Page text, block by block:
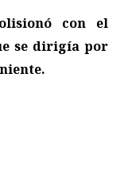
con el
se dirigía por